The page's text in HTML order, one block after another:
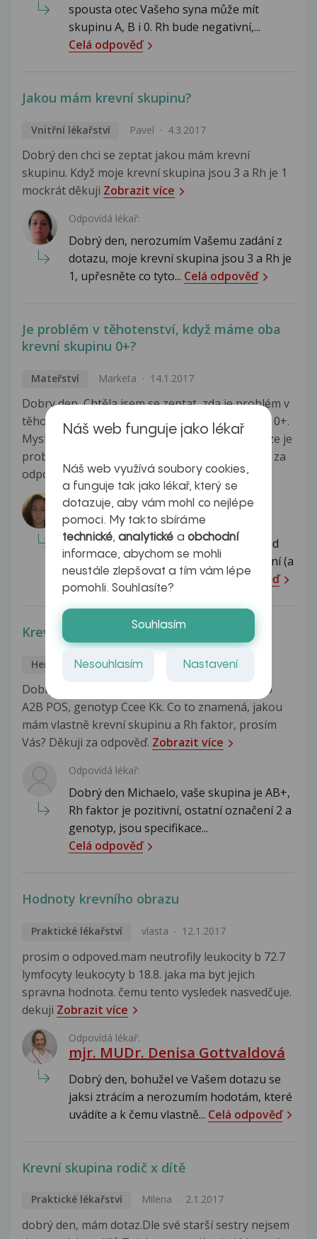
spousta otec Vašeho syna může mít
skupinu A, B i 0. Rh bude negativní,...
Celá odpověď
Jakou mám krevní skupinu?
Vnitřní lékařství Pavel 4.3.2017
Dobrý den chci se zeptat jakou mám krevní
skupinu. Když moje krevní skupina jsou 3 a Rh je 1
mockrát děkuji Zobrazit více
Odpovídá lékař:
Dobrý den, nerozumím Vašemu zadání z
dotazu, moje krevní skupina jsou 3 a Rh je
1, upřesněte co tyto... Celá odpověď
Je problém v těhotenství, když máme oba
krevní skupinu 0+?
Mateřství Marketa 14.1.2017
Dobry den, Chtěla jsem se zeptat, zda je problém v
těhotenství, ze máme s manželem oba skupinu 0+.
Myslim si, ze ne. Chtěla jsem se jen ujistit. Vím, ze je
problém, když matka ma Rh+ a otec Rh-. Dekuji za
odpověďZobrazit více
Odpovídá lékař:
MUDr. Barbora Suchecká
Dobrý den, myslíte si to správně, pokud
máte oba skupinu 0+, pak problém není (a
dítě bude též 0+). Pokud...Celá odpověď
Krevní skupiny
Hematologie Michaela 12.1.2017
Dobrý den, v průkazu dárce krve mám uvedeno
A2B POS, genotyp Ccee Kk. Co to znamená, jakou
mám vlastně krevní skupinu a Rh faktor, prosím
Vás? Děkuji za odpověď. Zobrazit více
Odpovídá lékař:
Dobrý den Michaelo, vaše skupina je AB+,
Rh faktor je pozitivní, ostatní označení 2 a
genotyp, jsou specifikace...
Celá odpověď
Hodnoty krevního obrazu
Praktické lékařství vlasta 12.1.2017
prosim o odpoved.mam neutrofily leukocity b 72.7
lymfocyty leukocyty b 18.8. jaka ma byt jejich
spravna hodnota. čemu tento vysledek nasvedčuje.
dekuji Zobrazit více
Odpovídá lékař:
mjr. MUDr. Denisa Gottvaldová
Dobrý den, bohužel ve Vašem dotazu se
jaksi ztrácím a nerozumím hodotám, které
uvádíte a k čemu vlastně... Celá odpověď
Krevní skupina rodič x dítě
Praktické lékařství Milena 2.1.2017
dobrý den, mám dotaz.Dle své starší sestry nejsem
Náš web funguje jako lékař
Náš web využívá soubory cookies,
a funguje tak jako lékař, který se
dotazuje, aby vám mohl co nejlépe
pomoci. My takto sbíráme
technické,analytické a obchodní
informace, abychom se mohli
neustále zlepšovat a tím vám lépe
pomohli. Souhlasíte?
Souhlasím
Nesouhlasím Nastavení